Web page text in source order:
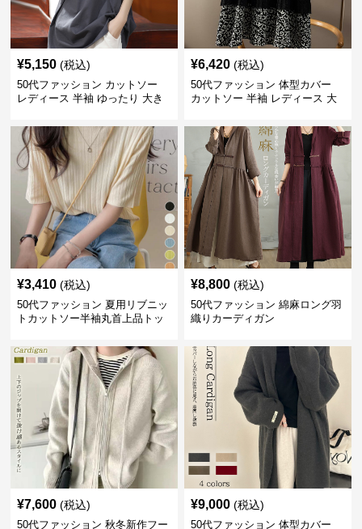
¥5,150 (税込)
50代ファッション カットソー
レディース 半袖 ゆったり 大き
¥6,420 (税込)
50代ファッション 体型カバー
カットソー 半袖 レディース 大
¥3,410 (税込)
50代ファッション 夏用リブニッ
トカットソー半袖丸首上品トッ
¥8,800 (税込)
50代ファッション 綿麻ロング羽
織りカーディガン
¥7,600 (税込)
50代ファッション 秋冬新作フー
¥9,000 (税込)
50代ファッション 体型カバー